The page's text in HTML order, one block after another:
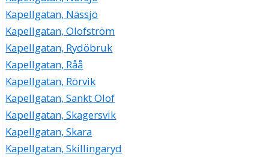
Kapellgatan, Nässjö
Kapellgatan, Olofström
Kapellgatan, Rydöbruk
Kapellgatan, Råå
Kapellgatan, Rörvik
Kapellgatan, Sankt Olof
Kapellgatan, Skagersvik
Kapellgatan, Skara
Kapellgatan, Skillingaryd